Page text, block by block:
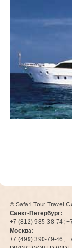
© Safari Tour Travel
Санкт-Петербург:
+7 (812) 985-38-74;
Москва:
+7 (499) 390-79-46;